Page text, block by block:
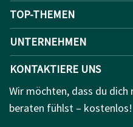
TOP-THEMEN
UNTERNEHMEN
KONTAKTIERE UNS
Wir möchten, dass du
beraten fühlst – kostenlos!